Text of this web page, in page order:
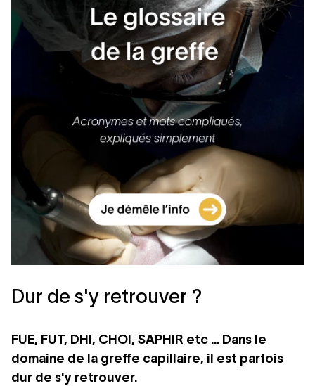
Dur de s'y retrouver ?
FUE, FUT, DHI, CHOI, SAPHIR etc ... Dans le
domaine de la greffe capillaire, il est parfois
dur de s'y retrouver.